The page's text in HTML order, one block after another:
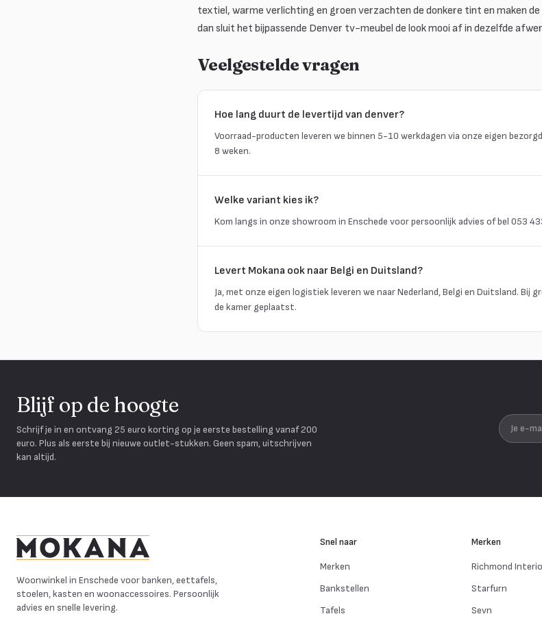
textiel, warme verlichting en groen verzachten de donkere tint en maken
dan sluit het bijpassende Denver tv-meubel de look mooi af in dezelfde
Veelgestelde vragen
Hoe lang duurt de levertijd van denver?
Voorraad-producten leveren we binnen 5-10 werkdagen via onze eigen
8 weken.
Welke variant kies ik?
Kom langs in onze showroom in Enschede voor persoonlijk advies of bel 053
Levert Mokana ook naar Belgi en Duitsland?
Ja, met onze eigen logistiek leveren we naar Nederland, Belgi en Duitsland.
de kamer geplaatst.
Blijf op de hoogte
Schrijf je in en ontvang 25 euro korting op je eerste bestelling vanaf 200
euro. Plus als eerste bij nieuwe outlet-stukken. Geen spam, uitschrijven
kan altijd.
Je e-
Woonwinkel in Enschede voor banken, eettafels,
stoelen, kasten en woonaccessoires. Persoonlijk
advies en snelle levering.
Snel naar
Merken
Bankstellen
Tafels
Merken
Richmond
Starfurn
Sevn